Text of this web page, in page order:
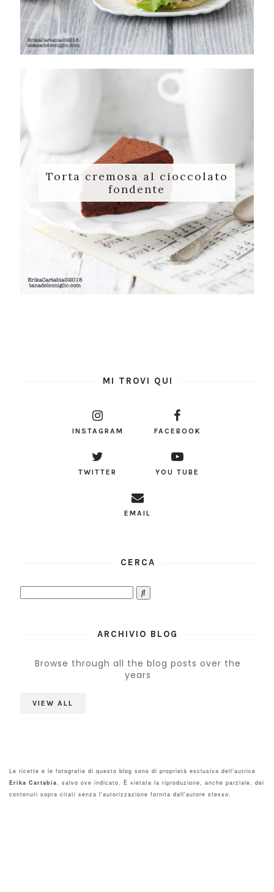
Torta cremosa al cioccolato
fondente
MI TROVI QUI
INSTAGRAM FACEBOOK
TWITTER YOU TUBE
EMAIL
CERCA
ARCHIVIO BLOG
Browse through all the blog posts over the
years
VIEW ALL
Le ricette e le fotografie di questo blog sono di proprietà esclusiva dell'autrice
Erika Cartabia, salvo ove indicato. È vietata la riproduzione, anche parziale, dei
contenuti sopra citati senza l'autorizzazione fornita dall'autore stesso.